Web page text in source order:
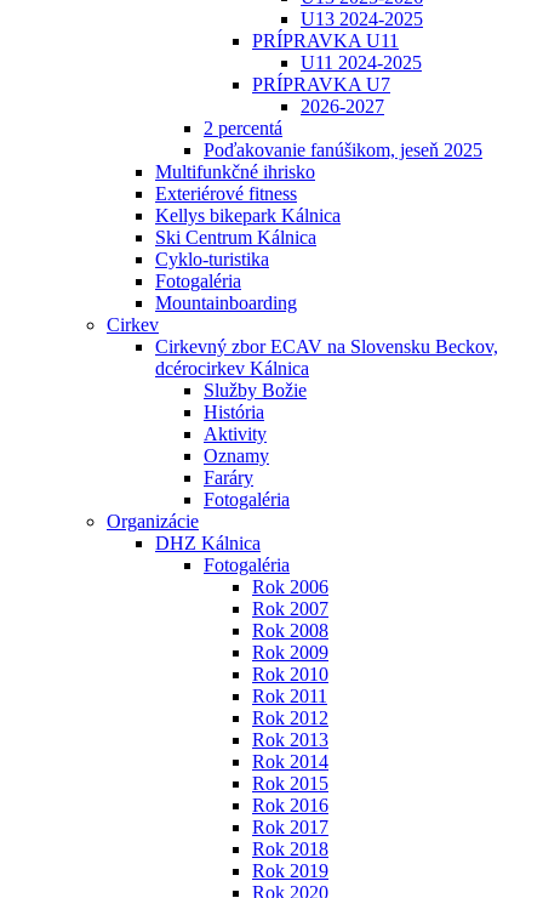
U13 2024-2025
PRÍPRAVKA U11
U11 2024-2025
PRÍPRAVKA U7
2026-2027
2 percentá
Poďakovanie fanúšikom, jeseň 2025
Multifunkčné ihrisko
Exteriérové fitness
Kellys bikepark Kálnica
Ski Centrum Kálnica
Cyklo-turistika
Fotogaléria
Mountainboarding
Cirkev
Cirkevný zbor ECAV na Slovensku Beckov,
dcérocirkev Kálnica
Služby Božie
História
Aktivity
Oznamy
Faráry
Fotogaléria
Organizácie
DHZ Kálnica
Fotogaléria
Rok 2006
Rok 2007
Rok 2008
Rok 2009
Rok 2010
Rok 2011
Rok 2012
Rok 2013
Rok 2014
Rok 2015
Rok 2016
Rok 2017
Rok 2018
Rok 2019
Rok 2020